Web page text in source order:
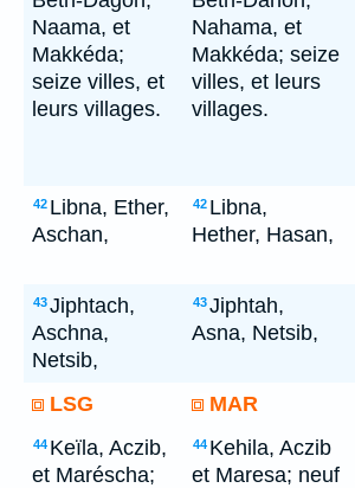
Naama, et
Makkéda;
seize villes, et
leurs villages.
Nahama, et
Makkéda; seize
villes, et leurs
villages.
42 Libna, Ether,
Aschan,
42 Libna,
Hether, Hasan,
43Jiphtach,
Aschna,
Netsib,
43Jiphtah,
Asna, Netsib,
LSG
MAR
44 Keïla, Aczib,
et Maréscha;
44 Kehila, Aczib
et Maresa; neuf